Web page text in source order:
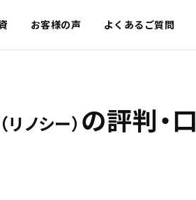
お客様の声 よくあるご質問
（リノシー） の評判・